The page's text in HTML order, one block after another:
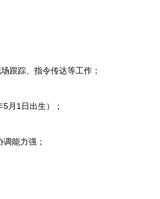
踪、指令传达等工作；
1日出生）；
能力强；